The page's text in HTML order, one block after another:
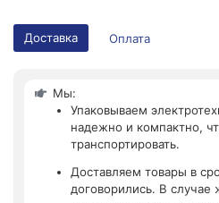
Доставка Оплата
Мы:
Упаковываем
надежно и компактно,
транспортировать.
Доставляем товары в
договорились. В случае